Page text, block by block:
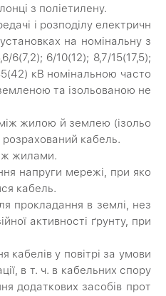
з поліетилену.
і розподілу електричн
на номінальну з
6(7,2); 6/10(12); 8,7/15(17,5);
кВ номінальною часто
та ізольованою не
жилою й землею (ізольо
кабель.
жилами.
напруги мережі, при яко
кабель.
прокладання в землі, нез
активності ґрунту, при
кабелів у повітрі за умови
в т. ч. в кабельних спору
додаткових засобів прот